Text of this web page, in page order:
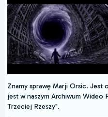
Znamy sprawę Marji Orsic. Jest
jest w naszym Archiwum Wideo
Trzeciej Rzeszy".